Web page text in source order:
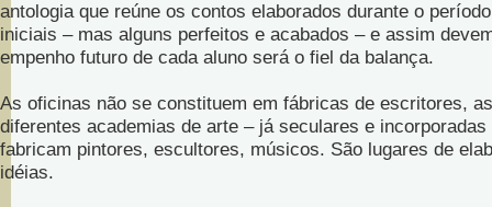
antologia que reúne os contos elaborados durante o
iniciais – mas alguns perfeitos e acabados – e assim
empenho futuro de cada aluno será o fiel da balança.
As oficinas não se constituem em fábricas de escritores,
diferentes academias de arte – já seculares e
fabricam pintores, escultores, músicos. São lugares de
idéias.